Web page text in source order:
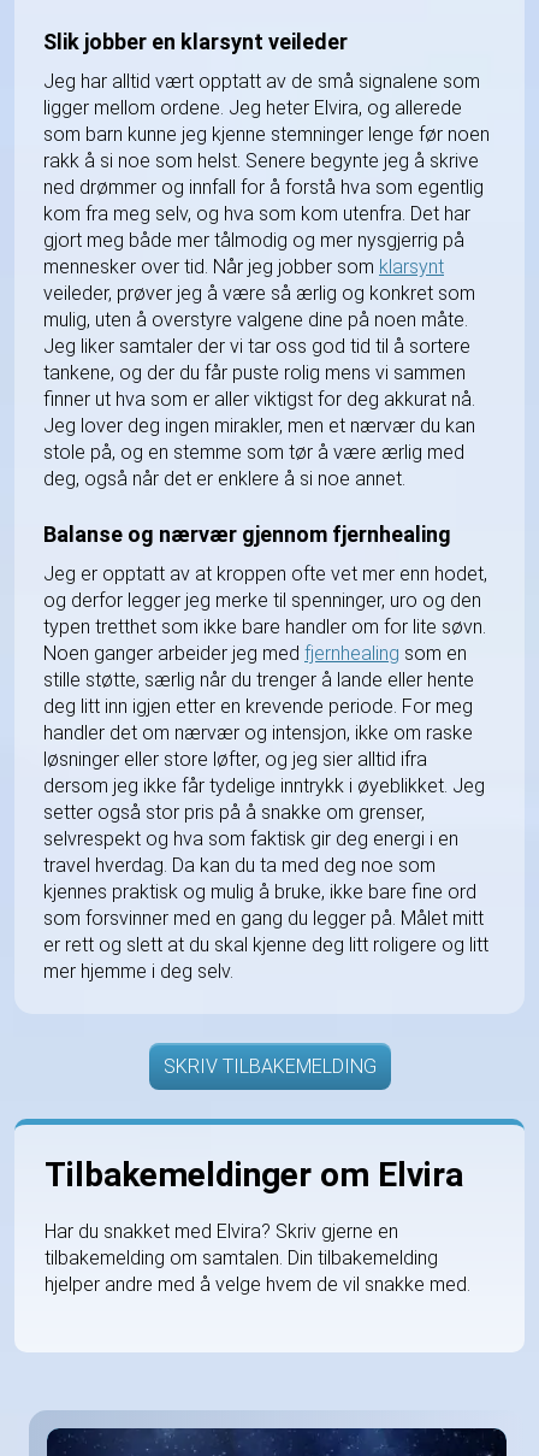
Slik jobber en klarsynt veileder
Jeg har alltid vært opptatt av de små signalene som
ligger mellom ordene. Jeg heter Elvira, og allerede
som barn kunne jeg kjenne stemninger lenge før noen
rakk å si noe som helst. Senere begynte jeg å skrive
ned drømmer og innfall for å forstå hva som egentlig
kom fra meg selv, og hva som kom utenfra. Det har
gjort meg både mer tålmodig og mer nysgjerrig på
mennesker over tid. Når jeg jobber som klarsynt
veileder, prøver jeg å være så ærlig og konkret som
mulig, uten å overstyre valgene dine på noen måte.
Jeg liker samtaler der vi tar oss god tid til å sortere
tankene, og der du får puste rolig mens vi sammen
finner ut hva som er aller viktigst for deg akkurat nå.
Jeg lover deg ingen mirakler, men et nærvær du kan
stole på, og en stemme som tør å være ærlig med
deg, også når det er enklere å si noe annet.
Balanse og nærvær gjennom fjernhealing
Jeg er opptatt av at kroppen ofte vet mer enn hodet,
og derfor legger jeg merke til spenninger, uro og den
typen tretthet som ikke bare handler om for lite søvn.
Noen ganger arbeider jeg med fjernhealing som en
stille støtte, særlig når du trenger å lande eller hente
deg litt inn igjen etter en krevende periode. For meg
handler det om nærvær og intensjon, ikke om raske
løsninger eller store løfter, og jeg sier alltid ifra
dersom jeg ikke får tydelige inntrykk i øyeblikket. Jeg
setter også stor pris på å snakke om grenser,
selvrespekt og hva som faktisk gir deg energi i en
travel hverdag. Da kan du ta med deg noe som
kjennes praktisk og mulig å bruke, ikke bare fine ord
som forsvinner med en gang du legger på. Målet mitt
er rett og slett at du skal kjenne deg litt roligere og litt
mer hjemme i deg selv.
SKRIV TILBAKEMELDING
Tilbakemeldinger om Elvira
Har du snakket med Elvira? Skriv gjerne en
tilbakemelding om samtalen. Din tilbakemelding
hjelper andre med å velge hvem de vil snakke med.